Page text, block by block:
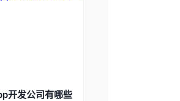
开发公司有哪些